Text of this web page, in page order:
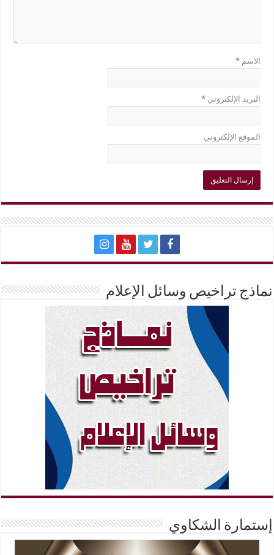
الاسم*
البريد الإلكتروني*
الموقع الإلكتروني
نماذج تراخيص وسائل الإعلام
إستمارة الشكاوي